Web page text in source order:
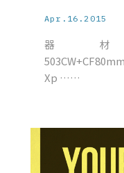
Apr.16.2015
器材
Xp ……